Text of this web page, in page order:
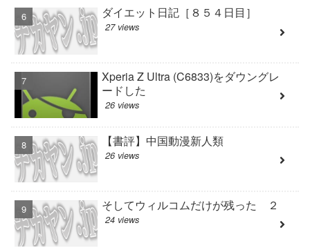
ダイエット日記［８５４日目］
27 views
Xperia Z Ultra (C6833)をダウングレ
ードした
26 views
【書評】中国動漫新人類
26 views
そしてウィルコムだけが残った ２
24 views